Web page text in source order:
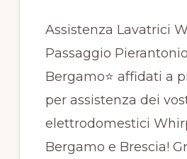
Assistenza Lavatrici
Passaggio
Bergamo⭐ affidati a
per assistenza dei
elettrodomestici
Bergamo e Brescia!